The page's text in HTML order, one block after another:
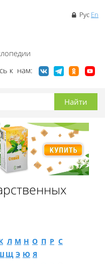
Рус En
к нам:
Л М Н О П Р С
Щ Э Ю Я